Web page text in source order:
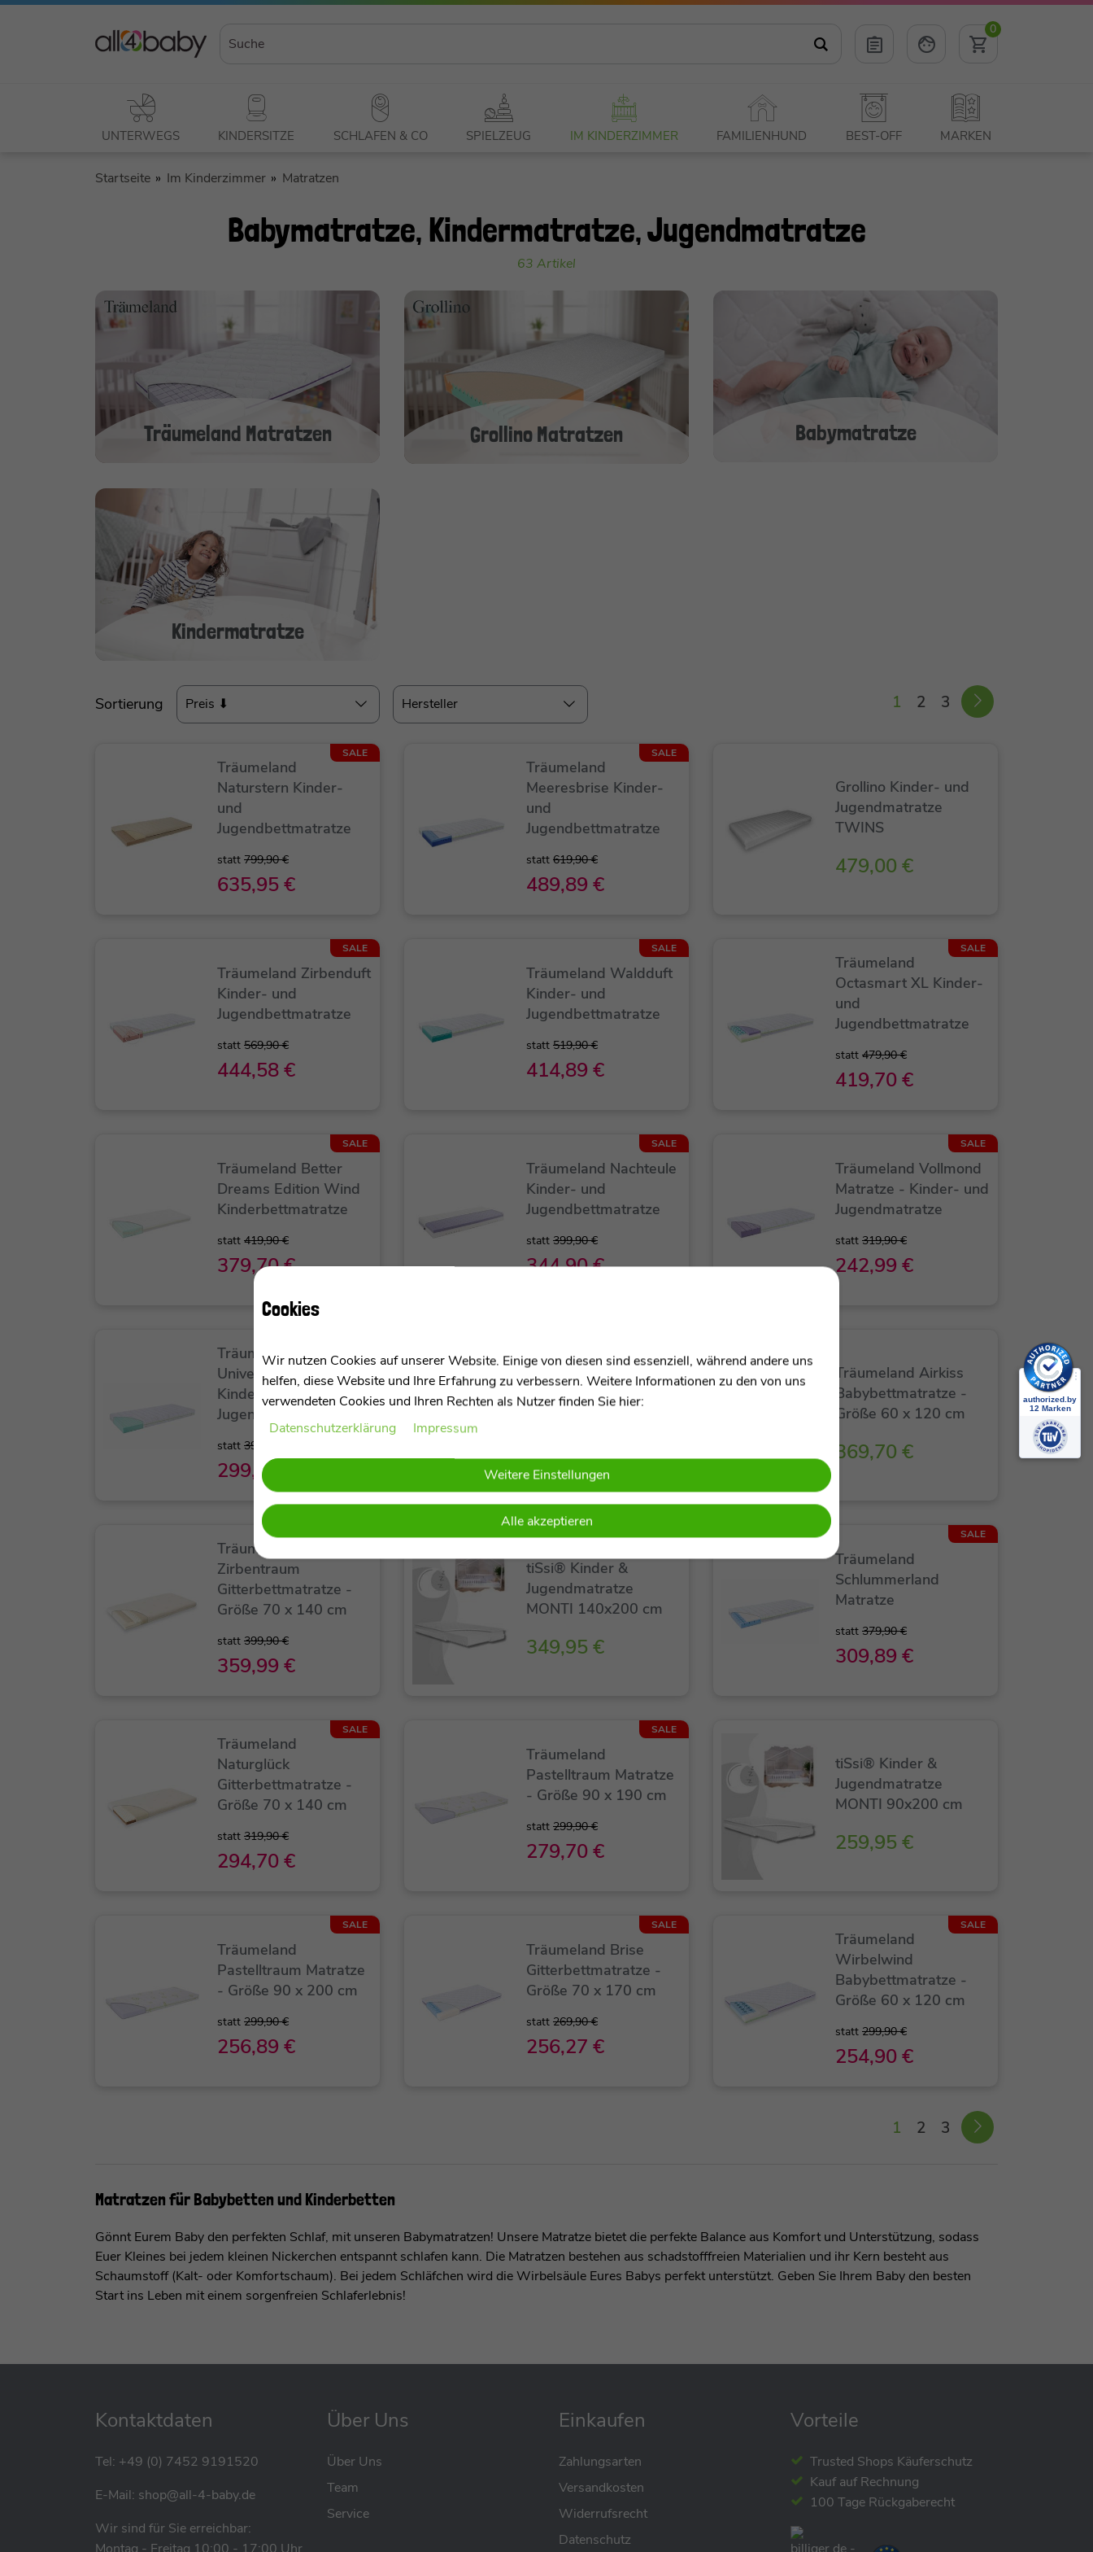
0
UNTERWEGS KINDERSITZE SCHLAFEN & CO SPIELZEUG IM KINDERZIMMER FAMILIENHUND BEST-OFF MARKEN
Startseite Im Kinderzimmer Matratzen
Babymatratze, Kindermatratze, Jugendmatratze
63 Artikel
Träumeland Matratzen Grollino Matratzen Babymatratze
Kindermatratze
Sortierung Preis ⬇ Hersteller 1 2 3
SALE
Träumeland
Naturstern Kinder-
und
Jugendbettmatratze
statt 799,90 €
635,95 €
SALE
Träumeland
Meeresbrise Kinder-
und
Jugendbettmatratze
statt 619,90 €
489,89 €
Grollino Kinder- und
Jugendmatratze
TWINS
479,00 €
SALE
Träumeland Zirbenduft
Kinder- und
Jugendbettmatratze
statt 569,90 €
444,58 €
SALE
Träumeland Waldduft
Kinder- und
Jugendbettmatratze
statt 519,90 €
414,89 €
SALE
Träumeland
Octasmart XL Kinder-
und
Jugendbettmatratze
statt 479,90 €
419,70 €
SALE
Träumeland Better
Dreams Edition Wind
Kinderbettmatratze
statt 419,90 €
379,70 €
SALE
Träumeland Nachteule
Kinder- und
Jugendbettmatratze
statt 399,90 €
344,90 €
SALE
Träumeland Vollmond
Matratze - Kinder- und
Jugendmatratze
statt 319,90 €
242,99 €
Träumeland
Universum Matratze -
Kinder- und
Jugendmatratze
statt 399,90 €
299,90 €
Träumeland Airkiss
Gitterbettmatratze -
389,70 €
Träumeland Airkiss
Babybettmatratze -
Größe 60 x 120 cm
369,70 €
Träumeland
Zirbentraum
Gitterbettmatratze -
Größe 70 x 140 cm
statt 399,90 €
359,99 €
tiSsi® Kinder &
Jugendmatratze
MONTI 140x200 cm
349,95 €
SALE
Träumeland
Schlummerland
Matratze
statt 379,90 €
309,89 €
SALE
Träumeland
Naturglück
Gitterbettmatratze -
Größe 70 x 140 cm
statt 319,90 €
294,70 €
SALE
Träumeland
Pastelltraum Matratze
- Größe 90 x 190 cm
statt 299,90 €
279,70 €
tiSsi® Kinder &
Jugendmatratze
MONTI 90x200 cm
259,95 €
SALE
Träumeland
Pastelltraum Matratze
- Größe 90 x 200 cm
statt 299,90 €
256,89 €
SALE
Träumeland Brise
Gitterbettmatratze -
Größe 70 x 170 cm
statt 269,90 €
256,27 €
SALE
Träumeland
Wirbelwind
Babybettmatratze -
Größe 60 x 120 cm
statt 299,90 €
254,90 €
1 2 3
Matratzen für Babybetten und Kinderbetten
Gönnt Eurem Baby den perfekten Schlaf, mit unseren Babymatratzen! Unsere Matratze bietet die perfekte Balance aus Komfort und Unterstützung, sodass
Euer Kleines bei jedem kleinen Nickerchen entspannt schlafen kann. Die Matratzen bestehen aus schadstofffreien Materialien und ihr Kern besteht aus
Schaumstoff (Kalt- oder Komfortschaum). Bei jedem Schläfchen wird die Wirbelsäule Eures Babys perfekt unterstützt. Geben Sie Ihrem Baby den besten
Start ins Leben mit einem sorgenfreien Schlaferlebnis!
Kontaktdaten
Tel: +49 (0) 7452 9191520
E-Mail: shop@all-4-baby.de
Wir sind für Sie erreichbar:
Über Uns
Über Uns
Team
Service
Einkaufen
Zahlungsarten
Versandkosten
Widerrufsrecht
Datenschutz
Vorteile
Trusted Shops Käuferschutz
Kauf auf Rechnung
100 Tage Rückgaberecht
Cookies
Wir nutzen Cookies auf unserer Website. Einige von diesen sind essenziell, während andere uns
helfen, diese Website und Ihre Erfahrung zu verbessern. Weitere Informationen zu den von uns
verwendeten Cookies und Ihren Rechten als Nutzer finden Sie hier:
Daten­schutz­erklärung
Impressum
Weitere Einstellungen
Alle akzeptieren